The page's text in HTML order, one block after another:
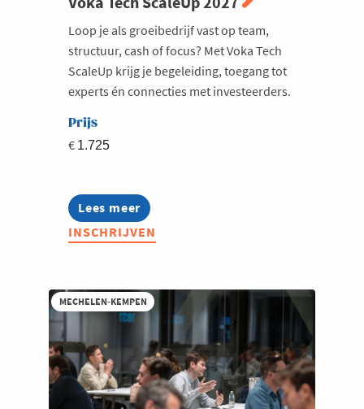
Loop je als groeibedrijf vast op team,
structuur, cash of focus? Met Voka Tech
ScaleUp krijg je begeleiding, toegang tot
experts én connecties met investeerders.
Prijs
€ 1.725
Lees meer
about
Voka
Tech
INSCHRIJVEN
MECHELEN-KEMPEN